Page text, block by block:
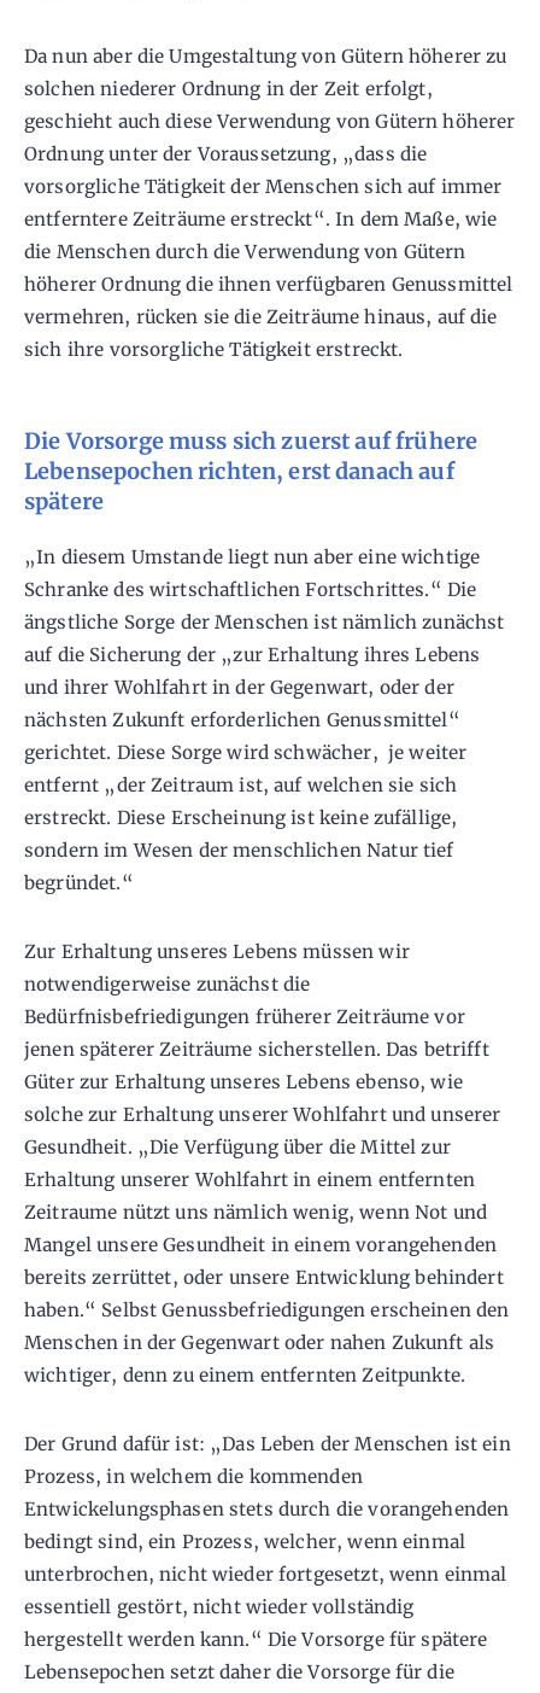
Da nun aber die Umgestaltung von Gütern höherer zu
solchen niederer Ordnung in der Zeit erfolgt,
geschieht auch diese Verwendung von Gütern höherer
Ordnung unter der Voraussetzung, „dass die
vorsorgliche Tätigkeit der Menschen sich auf immer
entferntere Zeiträume erstreckt“. In dem Maße, wie
die Menschen durch die Verwendung von Gütern
höherer Ordnung die ihnen verfügbaren Genussmittel
vermehren, rücken sie die Zeiträume hinaus, auf die
sich ihre vorsorgliche Tätigkeit erstreckt.
Die Vorsorge muss sich zuerst auf frühere
Lebensepochen richten, erst danach auf
spätere
„In diesem Umstande liegt nun aber eine wichtige
Schranke des wirtschaftlichen Fortschrittes.“ Die
ängstliche Sorge der Menschen ist nämlich zunächst
auf die Sicherung der „zur Erhaltung ihres Lebens
und ihrer Wohlfahrt in der Gegenwart, oder der
nächsten Zukunft erforderlichen Genussmittel“
gerichtet. Diese Sorge wird schwächer, je weiter
entfernt „der Zeitraum ist, auf welchen sie sich
erstreckt. Diese Erscheinung ist keine zufällige,
sondern im Wesen der menschlichen Natur tief
begründet.“
Zur Erhaltung unseres Lebens müssen wir
notwendigerweise zunächst die
Bedürfnisbefriedigungen früherer Zeiträume vor
jenen späterer Zeiträume sicherstellen. Das betrifft
Güter zur Erhaltung unseres Lebens ebenso, wie
solche zur Erhaltung unserer Wohlfahrt und unserer
Gesundheit. „Die Verfügung über die Mittel zur
Erhaltung unserer Wohlfahrt in einem entfernten
Zeitraume nützt uns nämlich wenig, wenn Not und
Mangel unsere Gesundheit in einem vorangehenden
bereits zerrüttet, oder unsere Entwicklung behindert
haben.“ Selbst Genussbefriedigungen erscheinen den
Menschen in der Gegenwart oder nahen Zukunft als
wichtiger, denn zu einem entfernten Zeitpunkte.
Der Grund dafür ist: „Das Leben der Menschen ist ein
Prozess, in welchem die kommenden
Entwickelungsphasen stets durch die vorangehenden
bedingt sind, ein Prozess, welcher, wenn einmal
unterbrochen, nicht wieder fortgesetzt, wenn einmal
essentiell gestört, nicht wieder vollständig
hergestellt werden kann.“ Die Vorsorge für spätere
Lebensepochen setzt daher die Vorsorge für die